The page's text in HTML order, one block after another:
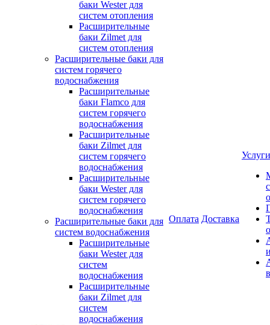
баки Wester для
систем отопления
Расширительные
баки Zilmet для
систем отопления
Расширительные баки для
систем горячего
водоснабжения
Расширительные
баки Flamco для
систем горячего
водоснабжения
Расширительные
баки Zilmet для
систем горячего
водоснабжения
Расширительные
баки Wester для
систем горячего
водоснабжения
Расширительные баки для
систем водоснабжения
Расширительные
баки Wester для
систем
водоснабжения
Расширительные
баки Zilmet для
систем
водоснабжения
Оплата Доставка
Услуги